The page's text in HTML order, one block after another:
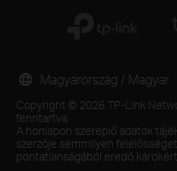
Copyright © 2026 TP-Link
fenntartva.
A honlapon szereplő adatok
szerzője semmilyen
pontatlanságából eredő károkért.
Magyarország / Magyar